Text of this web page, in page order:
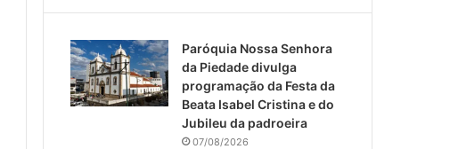
b
o
o
k
u
b
e
a
g
r
a
Paróquia Nossa Senhora
da Piedade divulga
programação da Festa da
Beata Isabel Cristina e do
Jubileu da padroeira
07/08/2026